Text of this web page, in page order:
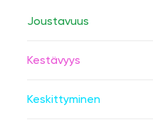
Joustavuus
Kestävyys
Keskittyminen